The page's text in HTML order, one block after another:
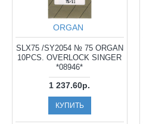
ORGAN
SLX75 /SY2054 № 75 ORGAN
10PCS. OVERLOCK SINGER
*08946*
1 237.60р.
КУПИТЬ